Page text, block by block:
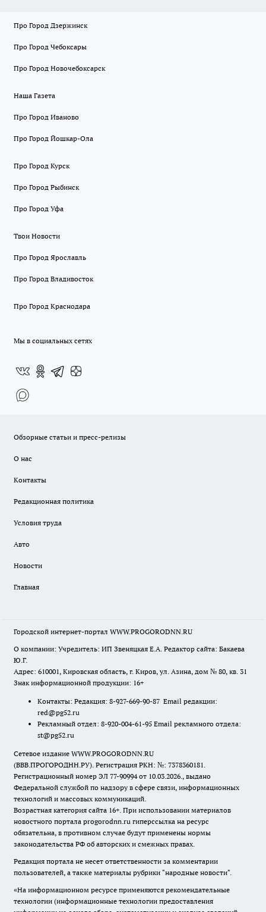
Про Город Дзержинск
Про Город Чебоксары
Про Город Новочебоксарск
Наша Газета
Про Город Иваново
Про Город Йошкар-Ола
Про Город Курск
Про Город Рыбинск
Про Город Уфа
Твои Новости
Про Город Ярославль
Про Город Владивосток
Про Город Краснодара
Мы в социальных сетях
Обзорные статьи и пресс-релизы
О нас
Контакты
Редакционная политика
Условия труда
Авто
Новости
Главная
Городской интернет-портал WWW.PROGORODNN.RU
О компании: Учредитель: ИП Звеняцкая Е.А. Редактор сайта: Бакаева
Ю.Г.
Адрес: 610001, Кировская область, г. Киров, ул. Азина, дом № 80, кв. 31
Знак информационной продукции: 16+
Контакты: Редакция: 8-927-669-90-87 Email редакции:
red@pg52.ru
Рекламный отдел: 8-920-004-61-95 Email рекламного отдела:
st@pg52.ru
Сетевое издание WWW.PROGORODNN.RU
(ВВВ.ПРОГОРОДНН.РУ). Регистрация РКН: №: 7378360181.
Регистрационный номер ЭЛ 77-90994 от 10.03.2026., выдано
Федеральной службой по надзору в сфере связи, информационных
технологий и массовых коммуникаций.
Возрастная категория сайта 16+. При использовании материалов
новостного портала progorodnn.ru гиперссылка на ресурс
обязательна, в противном случае будут применены нормы
законодательства РФ об авторских и смежных правах.
Редакция портала не несет ответственности за комментарии
пользователей, а также материалы рубрики "народные новости".
«На информационном ресурсе применяются рекомендательные
технологии (информационные технологии предоставления